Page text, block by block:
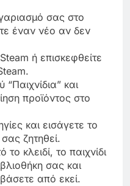
σας στο
έναν νέο αν δεν
ή επισκεφθείτε
και
προϊόντος στο
και εισάγετε το
ζητηθεί.
το κλειδί, το παιχνίδι
σας και
από εκεί.